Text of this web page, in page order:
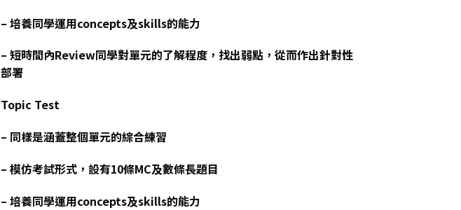
– 培養同學運用concepts及skills的能力
– 短時間內Review同學對單元的了解程度，找出弱點，從而作出針對性
部署
Topic Test
– 同樣是涵蓋整個單元的綜合練習
– 模仿考試形式，設有10條MC及數條長題目
– 培養同學運用concepts及skills的能力